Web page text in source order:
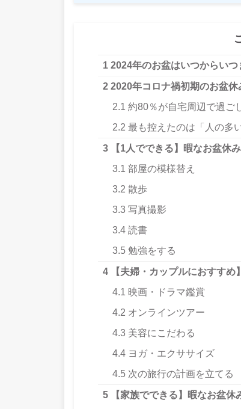
1 2024年のお盆はいつからいつ
2 2020年コロナ禍初期のお盆休
2.1 約80％が自宅周辺で過ご
2.2 最も控えたのは「人の多
3 【1人でできる】暇なお盆休
3.1 部屋の模様替え
3.2 散歩
3.3 写真撮影
3.4 読書
3.5 勉強をする
4 【夫婦・カップルにおすす
4.1 映画・ドラマ鑑賞
4.2 オンラインツアー
4.3 美容にこだわる
4.4 ヨガ・エクササイズ
4.5 次の旅行の計画を立てる
5 【家族でできる】暇なお盆休